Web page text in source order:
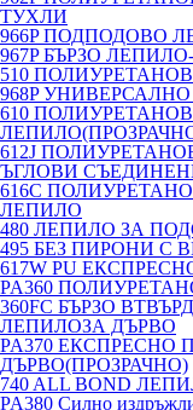
ТУХЛИ
966P ПОДПОДОВО
967P БЪРЗО
510
968P
610
612J
ЪГЛОВИ
616C
ЛЕПИЛО
480 ЛЕПИЛО ЗА
495 БЕЗ ПИРОНИ С
617W PU
PA360
360FC БЪРЗО
ЛЕПИЛОЗА ДЪРВО
PA370
ДЪРВО(ПРОЗРАЧНО)
740 ALL BOND
PA380 Силно